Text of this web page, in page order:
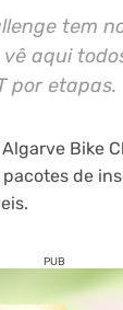
tem
aqui
por etapas.
Bike
de
PUB